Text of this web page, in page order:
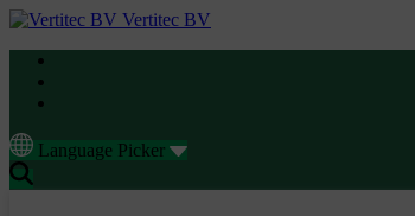
Vertitec BV
Language Picker